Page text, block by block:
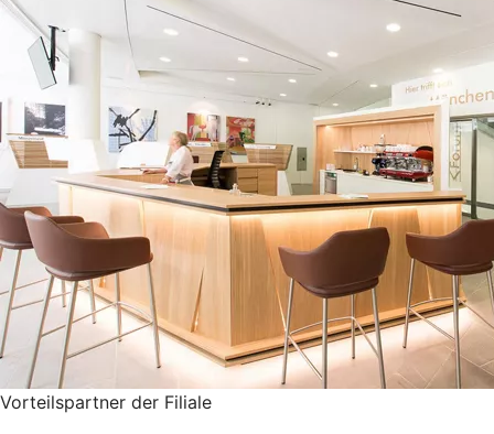
Vorteilspartner der Filiale